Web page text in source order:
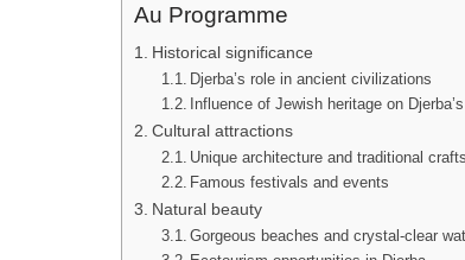
Au Programme
Historical significance
Djerba’s role in ancient civilizations
Influence of Jewish heritage on
Cultural attractions
Unique architecture and traditional crafts
Famous festivals and events
Natural beauty
Gorgeous beaches and crystal-clear